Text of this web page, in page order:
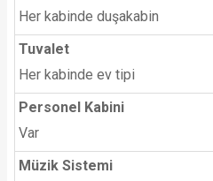
Her kabinde duşakabin
Tuvalet
Her kabinde ev tipi
Personel Kabini
Var
Müzik Sistemi